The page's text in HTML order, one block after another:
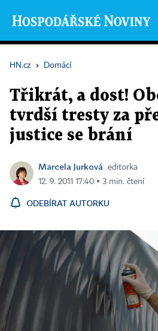
HN.cz › Domácí
Třikrát, a dost!
tvrdší tresty za
justice se brání
Marcela Jurková
editorka
12. 9. 2011 17:40 ▪ 3 min. čtení
ODEBÍRAT AUTORKU